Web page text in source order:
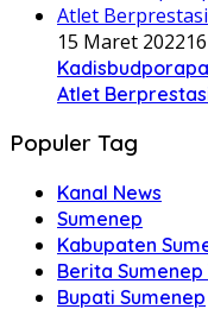
15 Maret 2022
Atlet
Populer Tag
Kanal News
Sumenep
Kabupaten
Berita Sumenep
Bupati Sumenep